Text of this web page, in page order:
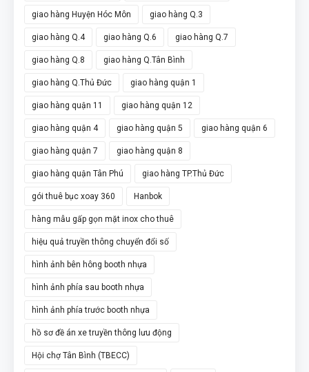
giao hàng Huyện Hóc Môn giao hàng Q.3
giao hàng Q.4 giao hàng Q.6 giao hàng Q.7
giao hàng Q.8 giao hàng Q.Tân Bình
giao hàng Q.Thủ Đức giao hàng quận 1
giao hàng quận 11 giao hàng quận 12
giao hàng quận 4 giao hàng quận 5 giao hàng quận 6
giao hàng quận 7 giao hàng quận 8
giao hàng quận Tân Phú giao hàng TP.Thủ Đức
gói thuê bục xoay 360 Hanbok
hàng mẫu gấp gọn mặt inox cho thuê
hiệu quả truyền thông chuyển đổi số
hình ảnh bên hông booth nhựa
hình ảnh phía sau booth nhựa
hình ảnh phía trước booth nhựa
hồ sơ đề án xe truyền thông lưu động
Hội chợ Tân Bình (TBECC)